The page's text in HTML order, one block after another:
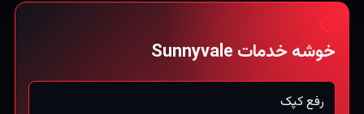
خوشه خدمات Sunnyvale
رفع کپک